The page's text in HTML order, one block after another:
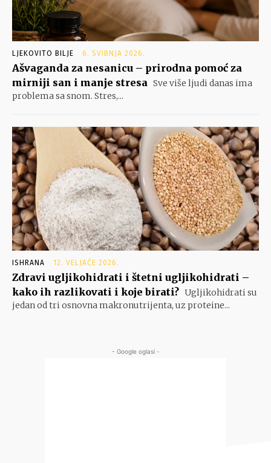
LJEKOVITO BILJE 6. SVIBNJA 2026.
Ašvaganda za nesanicu – prirodna pomoć za
mirniji san i manje stresa Sve više ljudi danas ima
problema sa snom. Stres,...
ISHRANA 12. VELJAČE 2026.
Zdravi ugljikohidrati i štetni ugljikohidrati –
kako ih razlikovati i koje birati? Ugljikohidrati su
jedan od tri osnovna makronutrijenta, uz proteine...
- Google oglasi -